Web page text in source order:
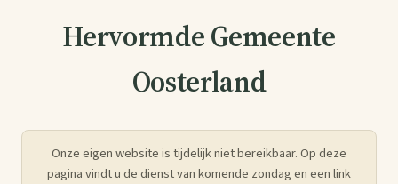
Hervormde Gemeente
Oosterland
Onze eigen website is tijdelijk niet bereikbaar. Op deze
pagina vindt u de dienst van komende zondag en een link